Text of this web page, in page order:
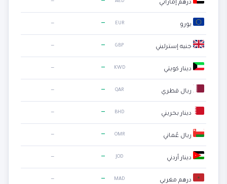
درهم إماراتي AED
يورو EUR
—
—
جنيه إسترليني GBP
—
—
دينار كويتي KWD
—
—
ريال قطري QAR
—
—
دينار بحريني BHD
—
—
ريال عُماني OMR
—
—
دينار أردني JOD
—
—
درهم مغربي MAD
—
—